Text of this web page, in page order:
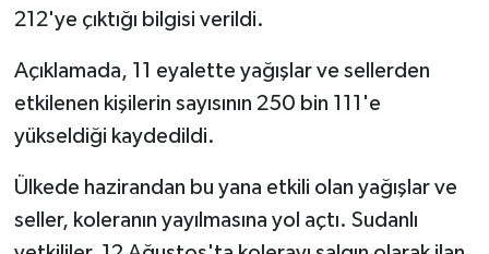
212'ye çıktığı bilgisi verildi.
Açıklamada, 11 eyalette yağışlar ve sellerden
etkilenen kişilerin sayısının 250 bin 111'e
yükseldiği kaydedildi.
Ülkede hazirandan bu yana etkili olan yağışlar ve
seller, koleranın yayılmasına yol açtı. Sudanlı
Bursa Müftülüğü
Çankırı Müftülüğü
Çorum Müftülüğü
Duyurular
Bilim, Teknoloji
Biyografiler